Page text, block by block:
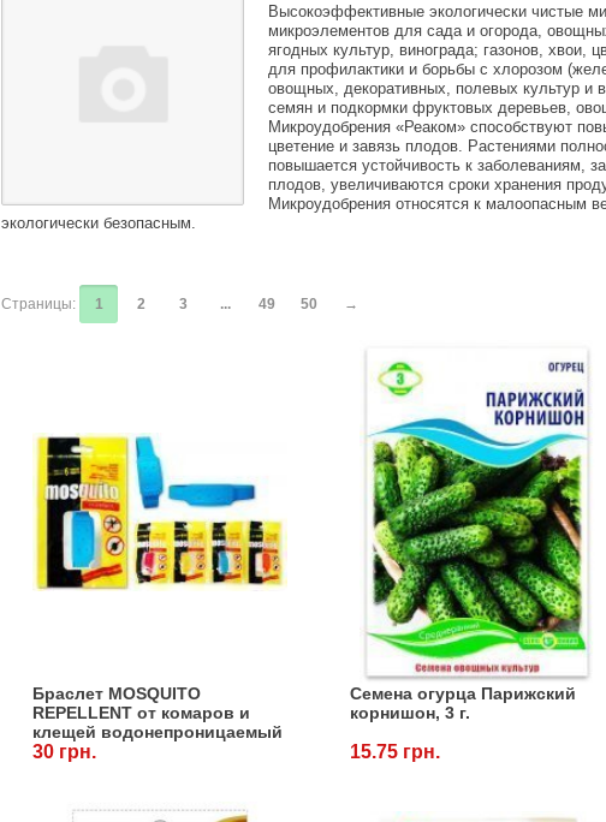
Высокоэффективные экологически чистые
микроэлементов для сада и огорода,
ягодных культур, винограда; газонов, хвои,
для профилактики и борьбы с хлорозом
овощных, декоративных, полевых культур и
семян и подкормки фруктовых деревьев,
Микроудобрения «Реаком» способствуют
цветение и завязь плодов. Растениями
повышается устойчивость к заболеваниям,
плодов, увеличиваются сроки хранения
Микроудобрения относятся к малоопасным
экологически безопасным.
Страницы: 1 2 3 ... 49 50 →
Браслет MOSQUITO
REPELLENT от комаров и
клещей водонепроницаемый
действует до 6 недель,
30 грн.
Семена огурца Парижский
корнишон, 3 г.
15.75 грн.